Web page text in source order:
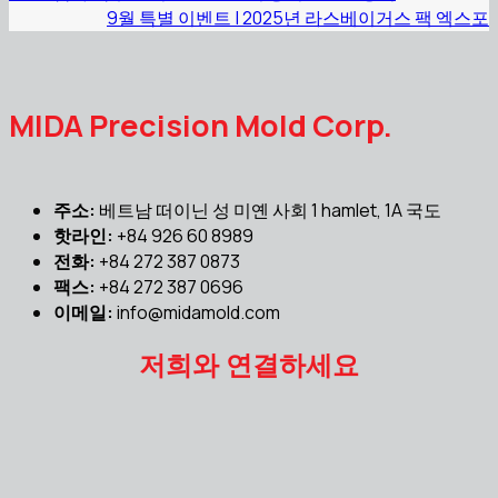
9월 특별 이벤트 | 2025년 라스베이거스 팩 엑스포
MIDA Precision Mold Corp.
주소: 베트남 떠이닌 성 미옌 사회 1 hamlet, 1A 국도
핫라인: +84 926 60 8989
전화: +84 272 387 0873
팩스: +84 272 387 0696
이메일: info@midamold.com
저희와 연결하세요